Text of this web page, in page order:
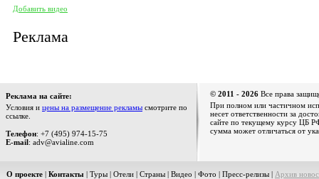
Добавить видео
Реклама
Реклама на сайте:
Условия и цены на размещение рекламы смотрите по
ссылке.
Телефон: +7 (495) 974-15-75
E-mail: adv@avialine.com
© 2011 - 2026 Все права
При полном или частичном
несет ответственности за
сайте по текущему курсу ЦБ
сумма может отличаться от
О проекте | Контакты | Туры | Отели | Страны | Видео | Фото | Пресс-релизы | Архив